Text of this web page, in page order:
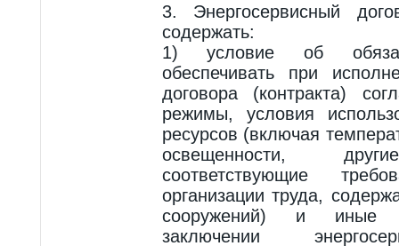
3. Энергосервисный
содержать:
1) условие об
обеспечивать при
договора (контракта)
режимы, условия
ресурсов (включая
освещенности,
соответствующие
организации труда,
сооружений) и иные
заключении